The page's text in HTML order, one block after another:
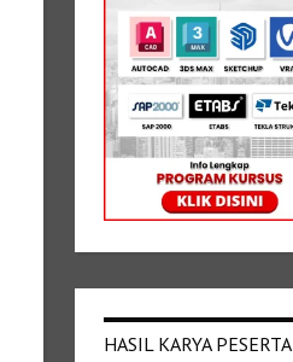
HASIL KARYA PESERTA